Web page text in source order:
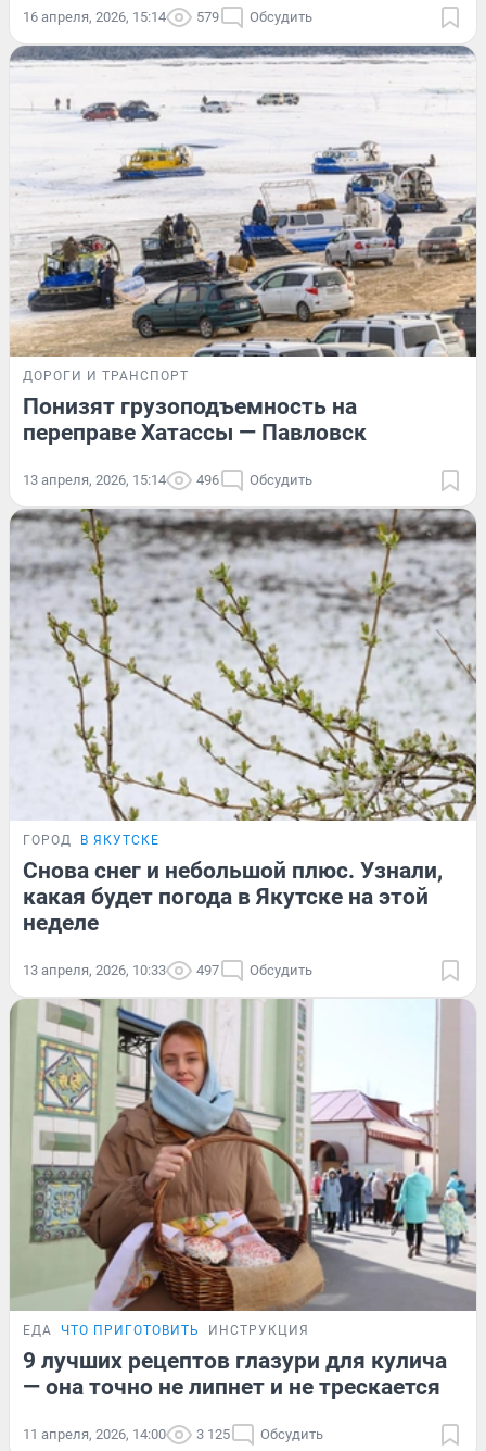
16 апреля, 2026, 15:14 579 Обсудить
ДОРОГИ И ТРАНСПОРТ
Понизят грузоподъемность на
переправе Хатассы — Павловск
13 апреля, 2026, 15:14 496 Обсудить
ГОРОД В ЯКУТСКЕ
Снова снег и небольшой плюс. Узнали,
какая будет погода в Якутске на этой
неделе
13 апреля, 2026, 10:33 497 Обсудить
ЕДА ЧТО ПРИГОТОВИТЬ ИНСТРУКЦИЯ
9 лучших рецептов глазури для кулича
— она точно не липнет и не трескается
11 апреля, 2026, 14:00 3 125 Обсудить